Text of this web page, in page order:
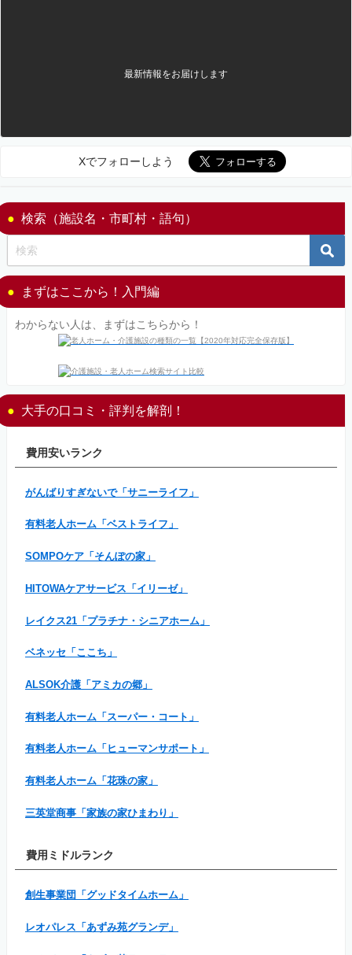
最新情報をお届けします
Xでフォローしよう
検索（施設名・市町村・語句）
まずはここから！入門編
わからない人は、まずはこちらから！
大手の口コミ・評判を解剖！
費用安いランク
がんばりすぎないで「サニーライフ」
有料老人ホーム「ベストライフ」
SOMPOケア「そんぽの家」
HITOWAケアサービス「イリーゼ」
レイクス21「プラチナ・シニアホーム」
ベネッセ「ここち」
ALSOK介護「アミカの郷」
有料老人ホーム「スーパー・コート」
有料老人ホーム「ヒューマンサポート」
有料老人ホーム「花珠の家」
三英堂商事「家族の家ひまわり」
費用ミドルランク
創生事業団「グッドタイムホーム」
レオパレス「あずみ苑グランデ」